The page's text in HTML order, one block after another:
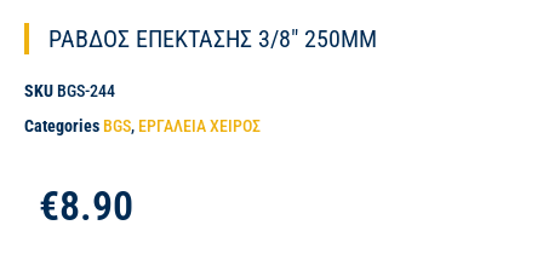
ΡΑΒΔΟΣ ΕΠΕΚΤΑΣΗΣ 3/8″ 250MM
SKU BGS-244
Categories BGS, ΕΡΓΑΛΕΙΑ ΧΕΙΡΟΣ
€8.90